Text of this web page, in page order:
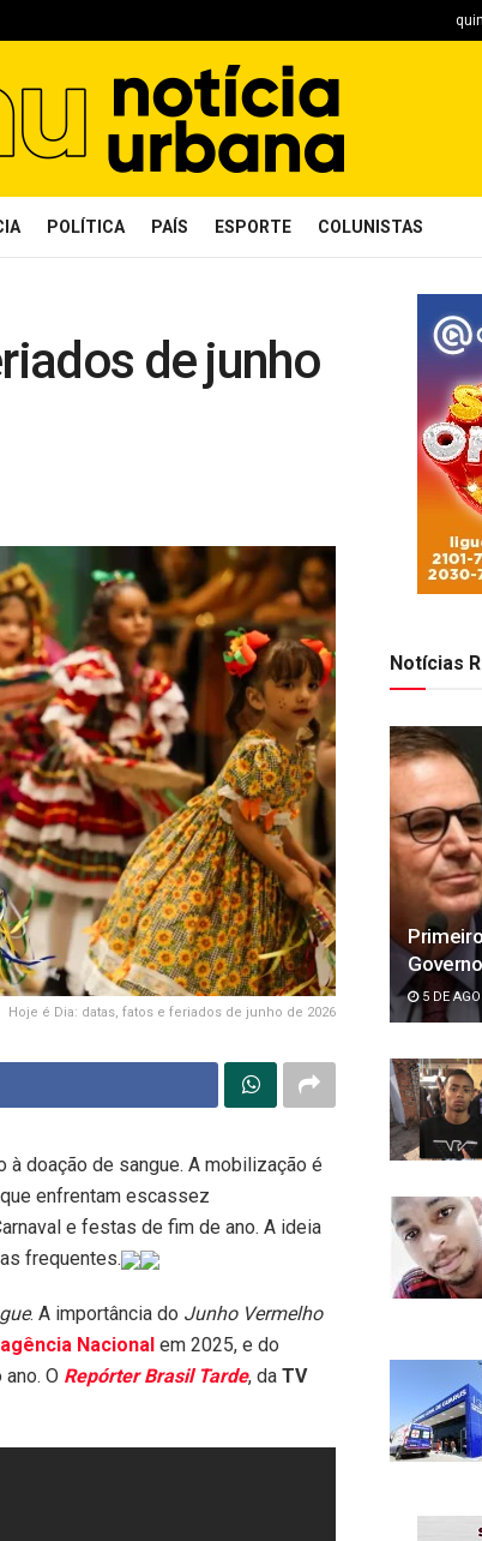
POLÍTICA PAÍS ESPORTE COLUNISTAS
de junho
Hoje é Dia: datas, fatos e feriados de junho de 2026
à doação de sangue. A mobilização é
enfrentam escassez
e festas de fim de ano. A ideia
frequentes.
. A importância do Junho Vermelho
Nacional em 2025, e do
O Repórter Brasil Tarde, da TV
Notícias
5 DE